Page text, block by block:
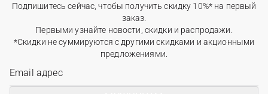
Подпишитесь сейчас, чтобы получить скидку 10%* на первый
заказ.
Первыми узнайте новости, скидки и распродажи.
*Скидки не суммируются с другими скидками и акционными
предложениями.